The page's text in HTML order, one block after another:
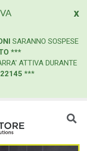
x
SARANNO SOSPESE
***
ATTIVA DURANTE
***